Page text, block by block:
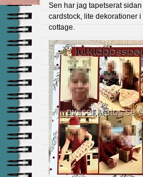
Sen har jag tapetserat
cardstock, lite dekorationer i
cottage.